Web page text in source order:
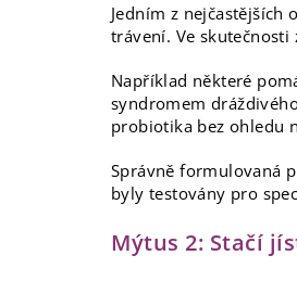
Jedním z
trávení. Ve
Například některé
syndromem
probiotika bez ohledu
Správně formulovaná
byly testovány pro
Mýtus 2: Stačí